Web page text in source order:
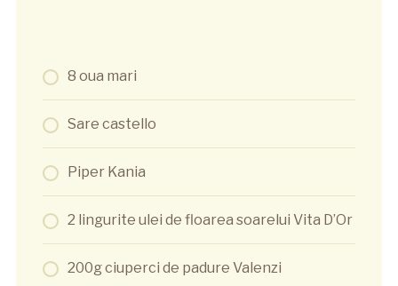
8 oua mari
Sare castello
Piper Kania
2 lingurite ulei de floarea soarelui Vita D’Or
200g ciuperci de padure Valenzi